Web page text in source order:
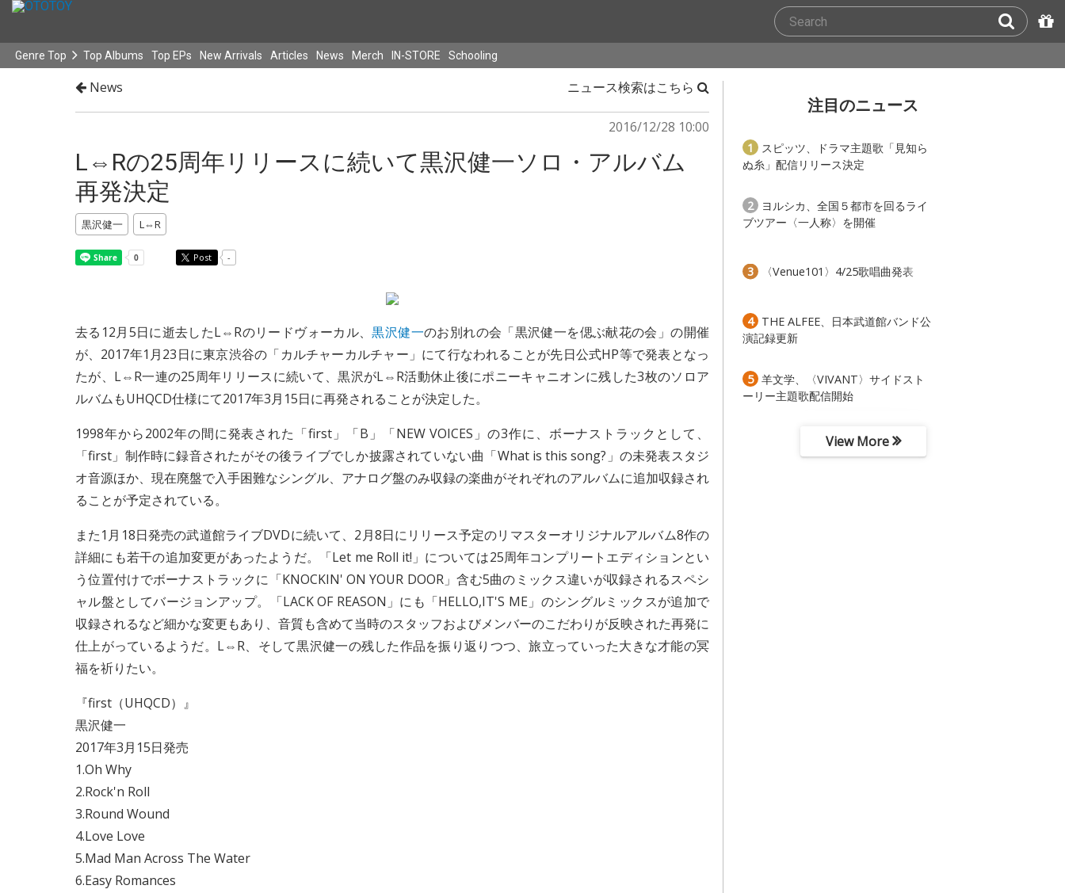
Genre Top Top Albums Top EPs New Arrivals Articles News Merch IN-STORE Schooling
News ニュース検索はこちら
2016/12/28 10:00
L⇔Rの25周年リリースに続いて黒沢健一ソロ・アルバム
再発決定
黒沢健一 L⇔R
Post -
去る12月5日に逝去したL⇔Rのリードヴォーカル、黒沢健一のお別れの会「黒沢健一を偲ぶ献花の会」の開催
が、2017年1月23日に東京渋谷の「カルチャーカルチャー」にて行なわれることが先日公式HP等で発表となっ
たが、L⇔R一連の25周年リリースに続いて、黒沢がL⇔R活動休止後にポニーキャニオンに残した3枚のソロア
ルバムもUHQCD仕様にて2017年3月15日に再発されることが決定した。
1998年から2002年の間に発表された「first」「B」「NEW VOICES」の3作に、ボーナストラックとして、
「first」制作時に録音されたがその後ライブでしか披露されていない曲「What is this song?」の未発表スタジ
オ音源ほか、現在廃盤で入手困難なシングル、アナログ盤のみ収録の楽曲がそれぞれのアルバムに追加収録され
ることが予定されている。
また1月18日発売の武道館ライブDVDに続いて、2月8日にリリース予定のリマスターオリジナルアルバム8作の
詳細にも若干の追加変更があったようだ。「Let me Roll it!」については25周年コンプリートエディションとい
う位置付けでボーナストラックに「KNOCKIN' ON YOUR DOOR」含む5曲のミックス違いが収録されるスペシ
ャル盤としてバージョンアップ。「LACK OF REASON」にも「HELLO,IT'S ME」のシングルミックスが追加で
収録されるなど細かな変更もあり、音質も含めて当時のスタッフおよびメンバーのこだわりが反映された再発に
仕上がっているようだ。L⇔R、そして黒沢健一の残した作品を振り返りつつ、旅立っていった大きな才能の冥
福を祈りたい。
『first（UHQCD）』
黒沢健一
2017年3月15日発売
1.Oh Why
2.Rock'n Roll
3.Round Wound
4.Love Love
5.Mad Man Across The Water
6.Easy Romances
注目のニュース
1
ぬ糸」配信リリース決定
2
ブツアー〈一人称〉を開催
3 〈Venue101〉4/25歌唱曲発表
4
演記録更新
5
ーリー主題歌配信開始
View More